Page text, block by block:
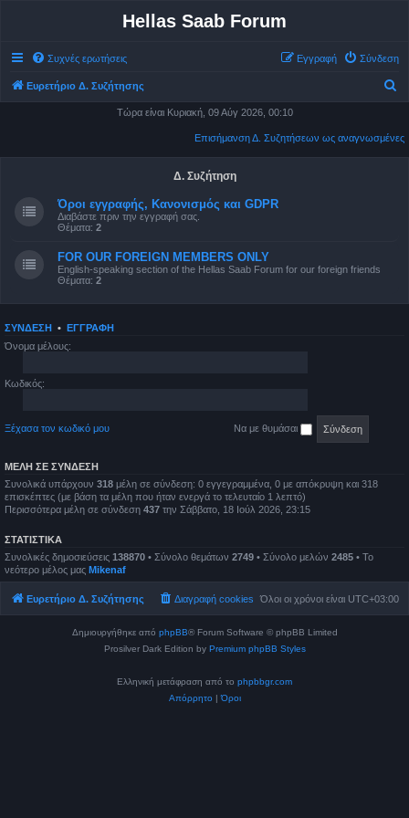
Hellas Saab Forum
Συχνές ερωτήσεις Σύνδεση
Εγγραφή
Ευρετήριο Δ. Συζήτησης
Τώρα είναι Κυριακή, 09 Αύγ 2026, 00:10
Επισήμανση Δ. Συζητήσεων ως αναγνωσμένες
Δ. Συζήτηση
Όροι εγγραφής, Κανονισμός και GDPR
Διαβάστε πριν την εγγραφή σας.
Θέματα: 2
FOR OUR FOREIGN MEMBERS ONLY
English-speaking section of the Hellas Saab Forum for our foreign friends
Θέματα: 2
ΣΎΝΔΕΣΗ • ΕΓΓΡΑΦΉ
Όνομα μέλους:
Κωδικός:
Ξέχασα τον κωδικό μου Να με θυμάσαι
ΜΈΛΗ ΣΕ ΣΎΝΔΕΣΗ
Συνολικά υπάρχουν 318 μέλη σε σύνδεση: 0 εγγεγραμμένα, 0 με απόκρυψη και 318
επισκέπτες (με βάση τα μέλη που ήταν ενεργά το τελευταίο 1 λεπτό)
Περισσότερα μέλη σε σύνδεση 437 την Σάββατο, 18 Ιούλ 2026, 23:15
ΣΤΑΤΙΣΤΙΚΆ
Συνολικές δημοσιεύσεις 138870 • Σύνολο θεμάτων 2749 • Σύνολο μελών 2485 • Το
νεότερο μέλος μας Mikenaf
Ευρετήριο Δ. Συζήτησης Όλοι οι χρόνοι είναι UTC+03:00
Διαγραφή cookies
Δημιουργήθηκε από phpBB® Forum Software © phpBB Limited
Prosilver Dark Edition by Premium phpBB Styles
Ελληνική μετάφραση από το phpbbgr.com
Απόρρητο |Όροι